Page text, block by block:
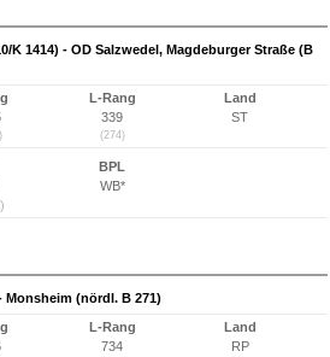
K 1414) - OD Salzwedel, Magdeburger Straße (B
L-Rang
339
(274)
Land
ST
BPL
WB*
Monsheim (nördl. B 271)
L-Rang
734
Land
RP